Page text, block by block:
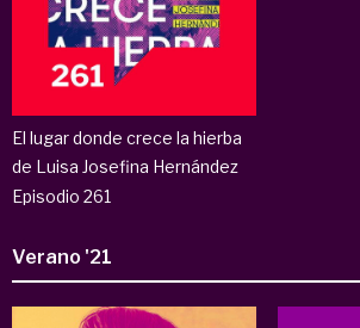
El lugar donde crece la hierba
de Luisa Josefina Hernández
Episodio 261
Verano '21